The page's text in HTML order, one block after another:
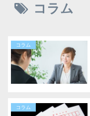
コラム
コラム
コラム